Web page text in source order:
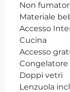
Non
Materiale
Accesso
Cucina
Accesso
Congelatore
Doppi vetri
Lenzuola